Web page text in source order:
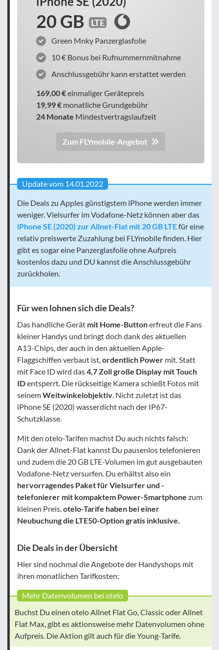
20 GB LTE
Green Mnky Panzerglasfolie
10 € Bonus bei Rufnummernmitnahme
Anschlussgebühr kann erstattet werden
169,00 €einmaliger Gerätepreis
19,99 € monatliche Grundgebühr
24 Monate Mindestvertragslaufzeit
Zum FLYmobile-Angebot
Update vom 14.01.2022
Die Deals zu Apples günstigstem iPhone werden immer
weniger. Vielsurfer im Vodafone-Netz können aber das
iPhone SE (2020) zur Allnet-Flat mit 20 GB LTEfür eine
relativ preiswerte Zuzahlung bei FLYmobile finden. Hier
gibt es sogar eine Panzerglasfolie ohne Aufpreis
kostenlos dazu und DU kannst die Anschlussgebühr
zurückholen.
Für wen lohnen sich die Deals?
Das handliche Gerät mit Home-Buttonerfreut die Fans
kleiner Handys und bringt doch dank des aktuellen
A13-Chips, der auch in den aktuellen Apple-
Flaggschiffen verbaut ist,ordentlich Power mit. Statt
mit Face ID wird das4,7 Zoll große Display mit Touch
IDentsperrt. Die rückseitige Kamera schießt Fotos mit
seinemWeitwinkelobjektiv. Nicht zuletzt ist das
iPhone SE (2020) wasserdicht nach der IP67-
Schutzklasse.
Mit den otelo-Tarifen machst Du auch nichts falsch:
Dank der Allnet-Flat kannst Du pausenlos telefonieren
und zudem die 20 GB LTE-Volumen im gut ausgebauten
Vodafone-Netz versurfen. Du erhältst also ein
hervorragendes Paket für Vielsurfer und -
telefonierer mit kompaktem Power-Smartphone zum
kleinen Preis.otelo-Tarife haben bei einer
Neubuchung die LTE50-Option gratis inklusive.
Die Deals in der Übersicht
Hier sind nochmal die Angebote der Handyshops mit
ihren monatlichen Tarifkosten:
Mehr Datenvolumen bei otelo
Buchst Du einen otelo Allnet Flat Go, Classic oder Allnet
Flat Max, gibt es aktionsweise mehr Datenvolumen ohne
Aufpreis. Die Aktion gilt auch für die Young-Tarife.